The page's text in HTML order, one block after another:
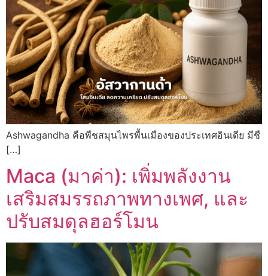
Ashwagandha คือพืชสมุนไพรพื้นเมืองของประเทศอินเดีย มีชื
[…]
Maca (มาค่า): เพิ่มพลังงาน
เสริมสมรรถภาพทางเพศ, และ
ปรับสมดุลฮอร์โมน